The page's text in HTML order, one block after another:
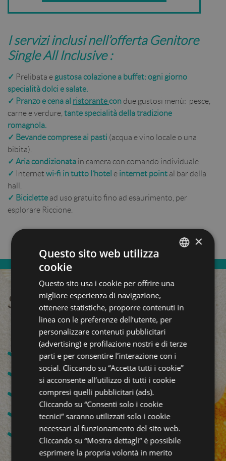
I servizi inclusi nell’offerta Genitore
Single All Inclusive :
✓ Prelibata e gustosa colazione a buffet: ogni giorno
specialità dolci e salate.
✓ Pranzo e cena al ristorantecondue gustosi menù: pesce,
carne e verdure, tante specialità della tradizione
romagnola.
✓ Bevande comprese ai pasti (acqua e vino locale o una
bibita).
✓ Aria condizionata in camera con comando individuale.
✓
Internet wi-fi in tutto l’hotel e internet point al bar della
hall.
✓ Biciclette ad uso gratuito fino ad esaurimento, per
esplorare Riccione.
Servizi speciali per te!
Formula All inclusive
Vicino alle Terme di Riccione
200 mt dalla spiaggia
Cucina Romagnola
Accoglienza Famigliare
ENGLISH
FRENCH
×
Questo sito web utilizza
cookie
Questo sito usa i cookie per offrire una
migliore esperienza di navigazione,
ottenere statistiche, proporre contenuti in
linea con le preferenze dell’utente, per
personalizzare contenuti pubblicitari
(advertising) e profilazione nostri e di terze
parti e per consentire l’interazione con i
social. Cliccando su “Accetta tutti i cookie”
si acconsente all’utilizzo di tutti i cookie
compresi quelli pubblicitari (ads).
Cliccando su “Consenti solo i cookie
tecnici” saranno utilizzati solo i cookie
necessari al funzionamento del sito web.
Cliccando su “Mostra dettagli” è possibile
esprimere la propria volontà in merito